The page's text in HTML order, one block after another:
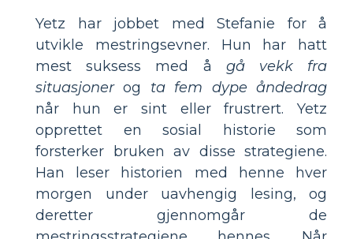
Yetz har jobbet med Stefanie for å
utvikle mestringsevner. Hun har hatt
mest suksess med å gå vekk fra
situasjonerog ta fem dype åndedrag
når hun er sint eller frustrert. Yetz
opprettet en sosial historie som
forsterker bruken av disse strategiene.
Han leser historien med henne hver
morgen under uavhengig lesing, og
deretter gjennomgår de